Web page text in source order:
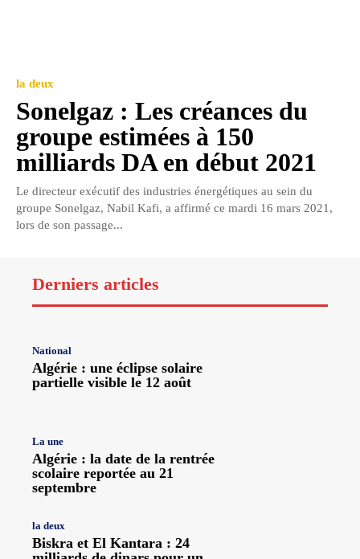
la deux
Sonelgaz : Les créances du
groupe estimées à 150
milliards DA en début 2021
Le directeur exécutif des industries énergétiques au sein du
groupe Sonelgaz, Nabil Kafi, a affirmé ce mardi 16 mars 2021,
lors de son passage...
Derniers articles
National
Algérie : une éclipse solaire
partielle visible le 12 août
La une
Algérie : la date de la rentrée
scolaire reportée au 21
septembre
la deux
Biskra et El Kantara : 24